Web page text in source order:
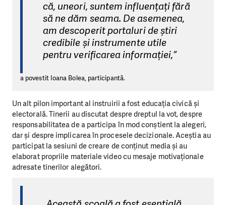
că, uneori, suntem influențați fără
să ne dăm seama. De asemenea,
am descoperit portaluri de știri
credibile și instrumente utile
pentru verificarea informației,”
a povestit Ioana Bolea, participantă.
Un alt pilon important al instruirii a fost educația civică și
electorală. Tinerii au discutat despre dreptul la vot, despre
responsabilitatea de a participa în mod conștient la alegeri,
dar și despre implicarea în procesele decizionale. Aceștia au
participat la sesiuni de creare de conținut media și au
elaborat propriile materiale video cu mesaje motivaționale
adresate tinerilor alegători.